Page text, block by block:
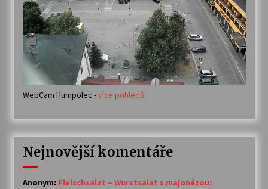
WebCam Humpolec -více pohledů
Nejnovější komentáře
Anonym: Fleischsalat – Wurstsalat s majonézou: